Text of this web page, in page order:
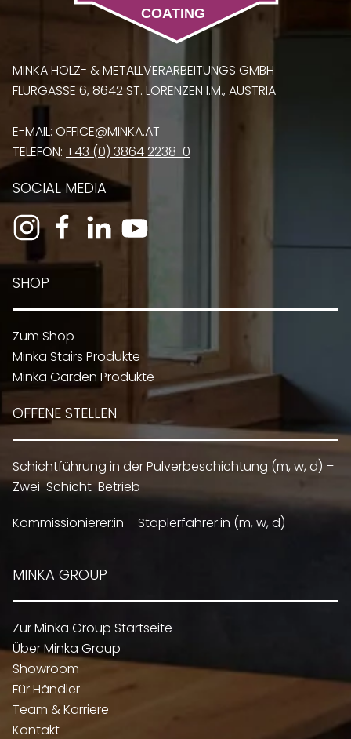
MINKA HOLZ- & METALLVERARBEITUNGS GMBH
FLURGASSE 6, 8642 ST. LORENZEN I.M., AUSTRIA
E-MAIL: OFFICE@MINKA.AT
TELEFON: +43 (0) 3864 2238-0
SOCIAL MEDIA
SHOP
Zum Shop
Minka Stairs Produkte
Minka Garden Produkte
OFFENE STELLEN
Schichtführung in der Pulverbeschichtung (m, w, d) –
Zwei-Schicht-Betrieb
Kommissionierer:in – Staplerfahrer:in (m, w, d)
MINKA GROUP
Zur Minka Group Startseite
Über Minka Group
Showroom
Für Händler
Team & Karriere
Kontakt